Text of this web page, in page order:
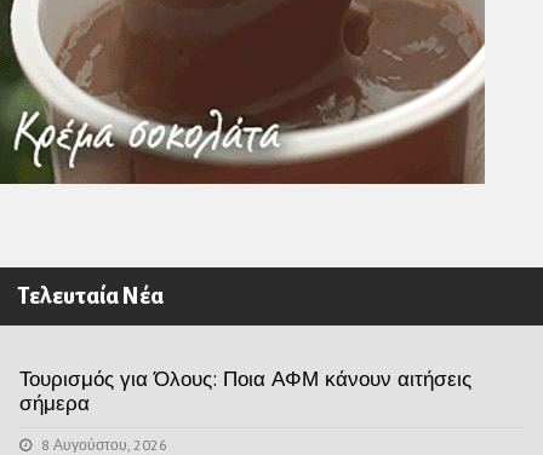
Τελευταία Νέα
Τουρισμός για Όλους: Ποια ΑΦΜ κάνουν αιτήσεις
σήμερα
8 Αυγούστου, 2026